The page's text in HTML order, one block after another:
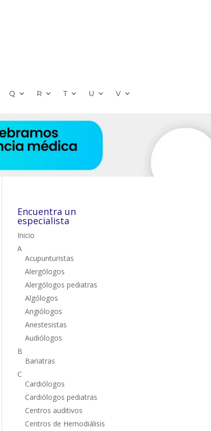
Q R T U V
Encuentra un
especialista
Inicio
A
Acupunturistas
Alergólogos
Alergólogos pediatras
Algólogos
Angiólogos
Anestesistas
Audiólogos
B
Bariatras
C
Cardiólogos
Cardiólogos pediatras
Centros auditivos
Centros de Hemodiálisis